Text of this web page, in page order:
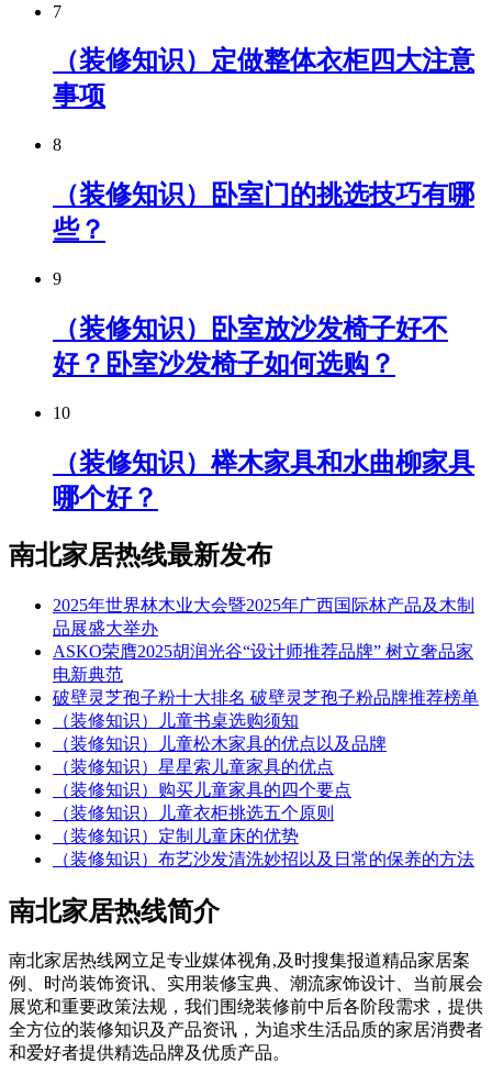
7
（装修知识）定做整体衣柜四大注意
事项
8
（装修知识）卧室门的挑选技巧有哪
些？
9
（装修知识）卧室放沙发椅子好不
好？卧室沙发椅子如何选购？
10
（装修知识）榉木家具和水曲柳家具
哪个好？
南北家居热线最新发布
2025年世界林木业大会暨2025年广西国际林产品及木制
品展盛大举办
ASKO荣膺2025胡润光谷“设计师推荐品牌” 树立奢品家
电新典范
破壁灵芝孢子粉十大排名 破壁灵芝孢子粉品牌推荐榜单
（装修知识）儿童书桌选购须知
（装修知识）儿童松木家具的优点以及品牌
（装修知识）星星索儿童家具的优点
（装修知识）购买儿童家具的四个要点
（装修知识）儿童衣柜挑选五个原则
（装修知识）定制儿童床的优势
（装修知识）布艺沙发清洗妙招以及日常的保养的方法
南北家居热线简介
南北家居热线网立足专业媒体视角,及时搜集报道精品家居案
例、时尚装饰资讯、实用装修宝典、潮流家饰设计、当前展会
展览和重要政策法规，我们围绕装修前中后各阶段需求，提供
全方位的装修知识及产品资讯，为追求生活品质的家居消费者
和爱好者提供精选品牌及优质产品。